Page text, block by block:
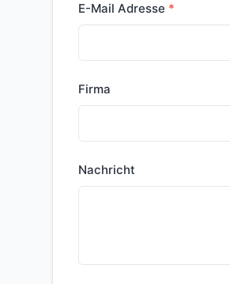
E-Mail Adresse
Firma
Nachricht